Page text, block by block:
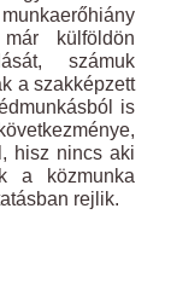
külföldön
számuk
a szakképzett
is
hisz nincs aki
a közmunka
rejlik.